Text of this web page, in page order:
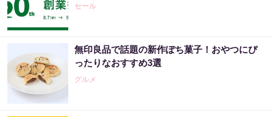
セール
無印良品で話題の新作ぽち菓子！おやつにぴ
ったりなおすすめ3選
グルメ